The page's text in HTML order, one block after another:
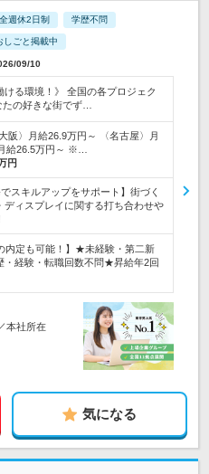
週休2日制 学歴不問
しごと掲載中
09/10
ける環境！》 全国の各プロジェク
の好きな街でず…
阪〉月給26.9万円～ 〈名古屋〉月
給26.5万円～ ※…
円
スキルアップをサポート】街づく
ディスプレイに関する打ち合わせや
内定も可能！】★未経験・第二新
経験・転職回数不問★昇給年2回
本社所在
気になる